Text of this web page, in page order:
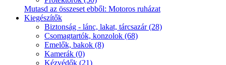
Mutasd az összeset ebből: Motoros ruházat
Kiegészítők
Biztonság - lánc, lakat, tárcsazár (28)
Csomagtartók, konzolok (68)
Emelők, bakok (8)
Kamerák (0)
Kézvédők (21)